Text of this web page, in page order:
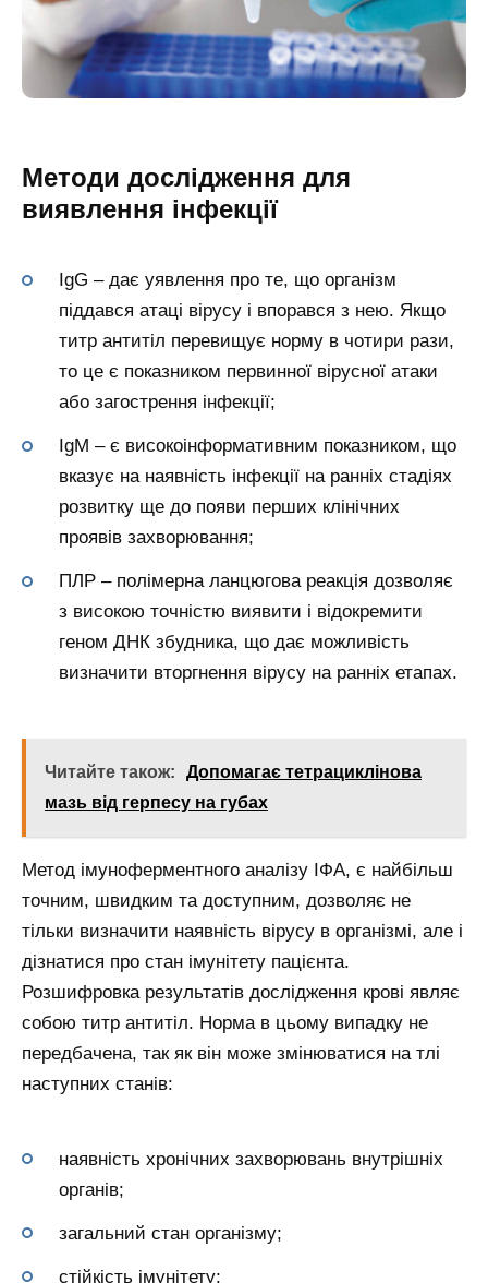
Методи дослідження для
виявлення інфекції
IgG – дає уявлення про те, що організм
піддався атаці вірусу і впорався з нею. Якщо
титр антитіл перевищує норму в чотири рази,
то це є показником первинної вірусної атаки
або загострення інфекції;
IgM – є високоінформативним показником, що
вказує на наявність інфекції на ранніх стадіях
розвитку ще до появи перших клінічних
проявів захворювання;
ПЛР – полімерна ланцюгова реакція дозволяє
з високою точністю виявити і відокремити
геном ДНК збудника, що дає можливість
визначити вторгнення вірусу на ранніх етапах.
Читайте також:
Допомагає тетрациклінова
мазь від герпесу на губах
Метод імуноферментного аналізу ІФА, є найбільш
точним, швидким та доступним, дозволяє не
тільки визначити наявність вірусу в організмі, але і
дізнатися про стан імунітету пацієнта.
Розшифровка результатів дослідження крові являє
собою титр антитіл. Норма в цьому випадку не
передбачена, так як він може змінюватися на тлі
наступних станів:
наявність хронічних захворювань внутрішніх
органів;
загальний стан організму;
стійкість імунітету;